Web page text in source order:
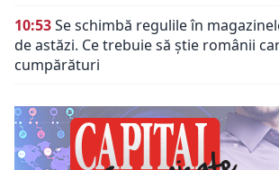
10:53Se schimbă regulile în
de astăzi. Ce trebuie să știe românii
cumpărături